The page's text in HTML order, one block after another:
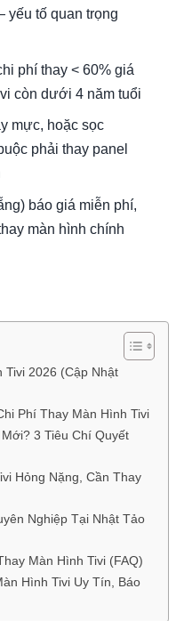
tố quan trọng
phí thay < 60% giá
còn dưới 4 năm tuổi
mực, hoặc sọc
phải thay panel
báo giá miễn phí,
màn hình chính
Tivi 2026 (Cập Nhật
Phí Thay Màn Hình Tivi
3 Tiêu Chí Quyết
Hỏng Nặng, Cần Thay
Nghiệp Tại Nhật Tảo
Màn Hình Tivi (FAQ)
Hình Tivi Uy Tín, Báo